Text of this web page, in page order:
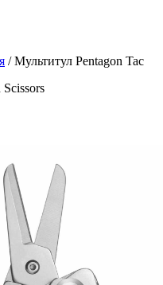
/Мультитул Pentagon Tac